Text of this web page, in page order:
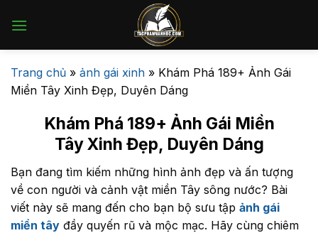
qua
Trang chủ » ảnh gái xinh » Khám Phá 189+ Ảnh Gái
Miền Tây Xinh Đẹp, Duyên Dáng
Khám Phá 189+ Ảnh Gái Miền
Tây Xinh Đẹp, Duyên Dáng
Bạn đang tìm kiếm những hình ảnh đẹp và ấn tượng
về con người và cảnh vật miền Tây sông nước? Bài
viết này sẽ mang đến cho bạn bộ sưu tập ảnh gái
miền tây đầy quyến rũ và mộc mạc. Hãy cùng chiêm